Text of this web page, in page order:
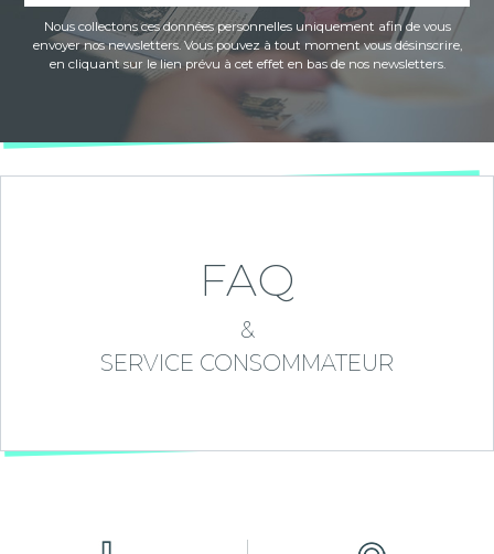
Nous collectons ces données personnelles uniquement afin de vous
envoyer nos newsletters. Vous pouvez à tout moment vous désinscrire,
en cliquant sur le lien prévu à cet effet en bas de nos newsletters.
FAQ
&
SERVICE CONSOMMATEUR